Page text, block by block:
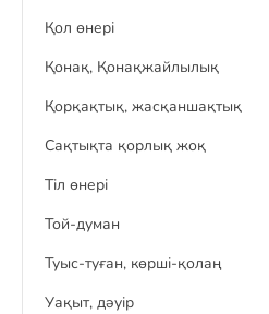
Қол өнері
Қонақ, Қонақжайлылық
Қорқақтық, жасқаншақтық
Сақтықта қорлық жоқ
Тіл өнері
Той-думан
Туыс-туған, көрші-қолаң
Уақыт, дәуір